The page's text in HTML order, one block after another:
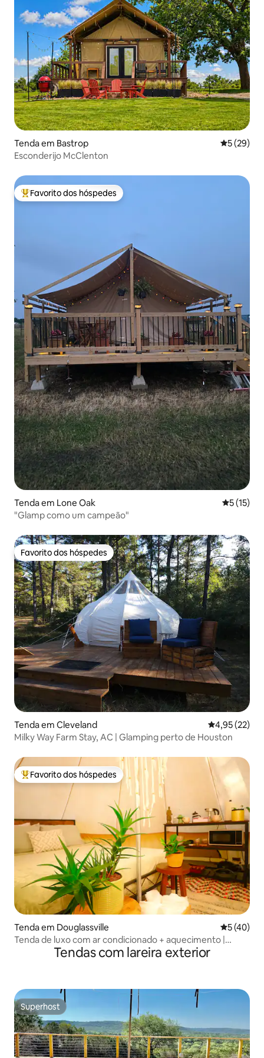
Tenda em Bastrop
5 (29)
Esconderijo McClenton
Favoritos dos hóspedes mais apreciados
Favorito dos hóspedes
Tenda em Lone Oak
5 (15)
"Glamp como um campeão"
Favorito dos hóspedes
Favorito dos hóspedes
Tenda em Cleveland Classificação
4,95 (22)
Milky Way Farm Stay, AC | Glamping perto de Houston
Favoritos dos hóspedes mais apreciados
Favorito dos hóspedes
Tenda em Douglassville
5 (40)
Tenda de luxo com ar condicionado + aquecimento |
(Perto do Lago Caddo)
Tendas com lareira exterior
Superhost
Superhost